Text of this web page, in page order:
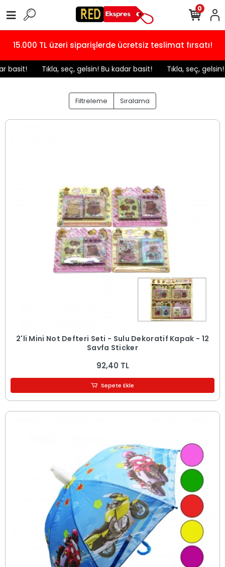
15.000 TL üzeri siparişlerde ücretsiz teslimat fırsatı!
️ Tıkla, seç, gelsin! Bu kadar basit! Tıkla, seç, gelsin! Bu
0
Filtreleme Sıralama
2'li Mini Not Defteri Seti - Sulu Dekoratif Kapak - 12
Sayfa Sticker
92,40 TL
Sepete Ekle